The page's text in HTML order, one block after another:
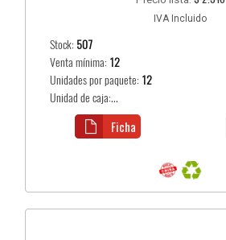
IVA Incluido
Stock: 507
Venta mínima: 12
Unidades por paquete: 12
Unidad de caja:...
Ficha